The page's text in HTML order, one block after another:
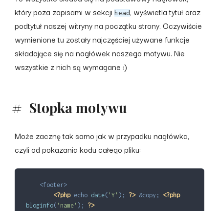
który poza zapisami w sekcji head, wyświetla tytuł oraz
podtytuł naszej witryny na początku strony. Oczywiście
wymienione tu zostały najczęściej używane funkcje
składające się na nagłówek naszego motywu. Nie
wszystkie z nich są wymagane :)
Stopka motywu
Może zacznę tak samo jak w przypadku nagłówka,
czyli od pokazania kodu całego pliku:
<footer>
<?php echo date( 'Y' ) ; ?> &copy;
<?php
bloginfo( 'name' ) ;
?>